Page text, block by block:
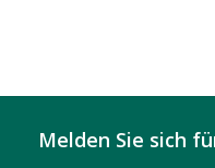
Melden Sie sich